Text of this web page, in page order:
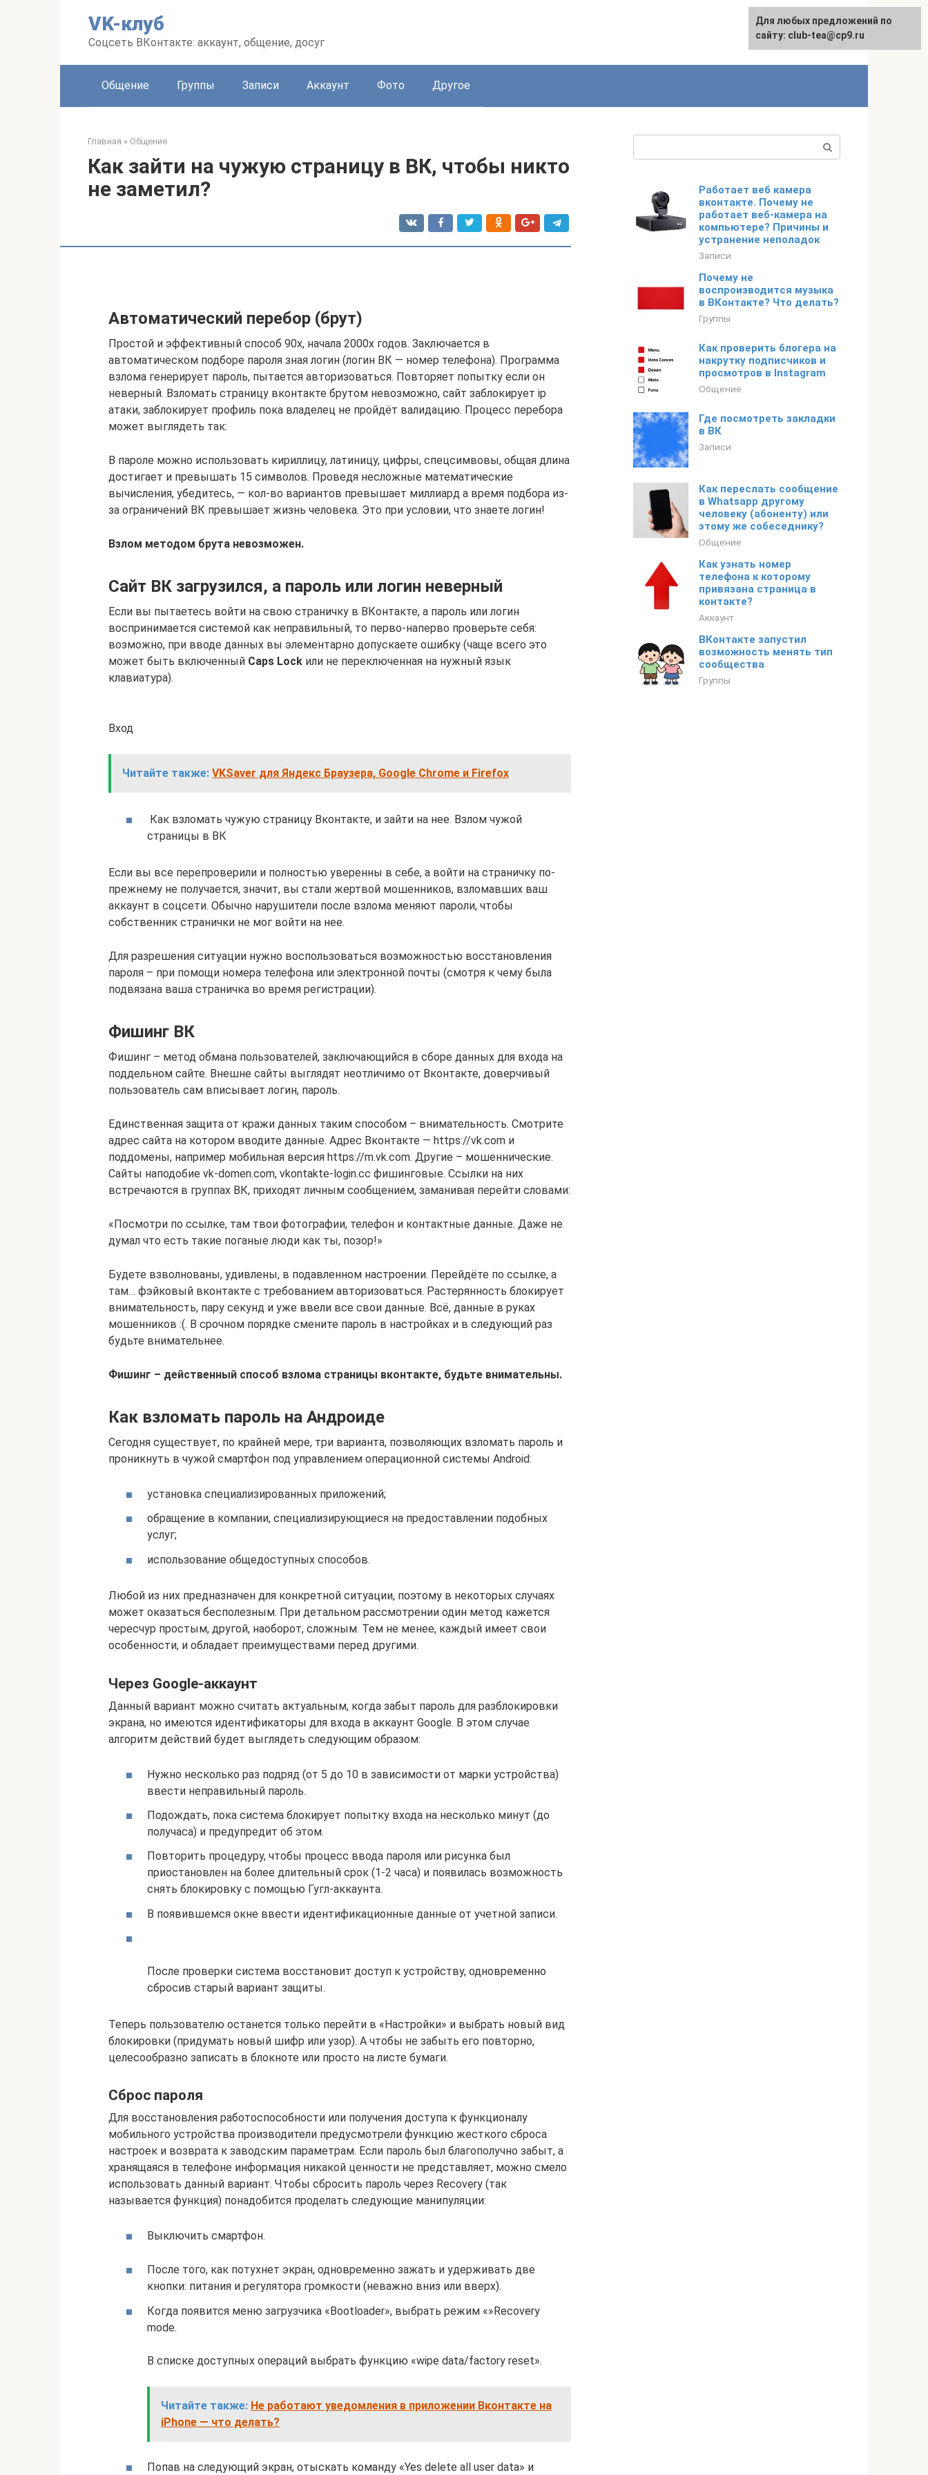
VK-клуб
Соцсеть ВКонтакте: аккаунт, общение, досуг
Общение Группы Записи Аккаунт Фото Другое
Главная » Общение
Как зайти на чужую страницу в ВК, чтобы никто
не заметил?
Автоматический перебор (брут)
Простой и эффективный способ 90х, начала 2000х годов. Заключается в
автоматическом подборе пароля зная логин (логин ВК — номер телефона). Программа
взлома генерирует пароль, пытается авторизоваться. Повторяет попытку если он
неверный. Взломать страницу вконтакте брутом невозможно, сайт заблокирует ip
атаки, заблокирует профиль пока владелец не пройдёт валидацию. Процесс перебора
может выглядеть так:
В пароле можно использовать кириллицу, латиницу, цифры, спецсимвовы, общая длина
достигает и превышать 15 символов. Проведя несложные математические
вычисления, убедитесь, — кол-во вариантов превышает миллиард а время подбора из-
за ограничений ВК превышает жизнь человека. Это при условии, что знаете логин!
Взлом методом брута невозможен.
Сайт ВК загрузился, а пароль или логин неверный
Если вы пытаетесь войти на свою страничку в ВКонтакте, а пароль или логин
воспринимается системой как неправильный, то перво-наперво проверьте себя:
возможно, при вводе данных вы элементарно допускаете ошибку (чаще всего это
может быть включенный Caps Lock или не переключенная на нужный язык
клавиатура).
Вход
Читайте также: VKSaver для Яндекс Браузера, Google Chrome и Firefox
Как взломать чужую страницу Вконтакте, и зайти на нее. Взлом чужой
страницы в ВК
Если вы все перепроверили и полностью уверенны в себе, а войти на страничку по-
прежнему не получается, значит, вы стали жертвой мошенников, взломавших ваш
аккаунт в соцсети. Обычно нарушители после взлома меняют пароли, чтобы
собственник странички не мог войти на нее.
Для разрешения ситуации нужно воспользоваться возможностью восстановления
пароля – при помощи номера телефона или электронной почты (смотря к чему была
подвязана ваша страничка во время регистрации).
Фишинг ВК
Фишинг – метод обмана пользователей, заключающийся в сборе данных для входа на
поддельном сайте. Внешне сайты выглядят неотличимо от Вконтакте, доверчивый
пользователь сам вписывает логин, пароль.
Единственная защита от кражи данных таким способом – внимательность. Смотрите
адрес сайта на котором вводите данные. Адрес Вконтакте — https://vk.com и
поддомены, например мобильная версия https://m.vk.com. Другие – мошеннические.
Сайты наподобие vk-domen.com, vkontakte-login.cc фишинговые. Ссылки на них
встречаются в группах ВК, приходят личным сообщением, заманивая перейти словами:
«Посмотри по ссылке, там твои фотографии, телефон и контактные данные. Даже не
думал что есть такие поганые люди как ты, позор!»
Будете взволнованы, удивлены, в подавленном настроении. Перейдёте по ссылке, а
там… фэйковый вконтакте с требованием авторизоваться. Растерянность блокирует
внимательность, пару секунд и уже ввели все свои данные. Всё, данные в руках
мошенников :(. В срочном порядке смените пароль в настройках и в следующий раз
будьте внимательнее.
Фишинг – действенный способ взлома страницы вконтакте, будьте внимательны.
Как взломать пароль на Андроиде
Сегодня существует, по крайней мере, три варианта, позволяющих взломать пароль и
проникнуть в чужой смартфон под управлением операционной системы Android:
установка специализированных приложений;
обращение в компании, специализирующиеся на предоставлении подобных
услуг;
использование общедоступных способов.
Любой из них предназначен для конкретной ситуации, поэтому в некоторых случаях
может оказаться бесполезным. При детальном рассмотрении один метод кажется
чересчур простым, другой, наоборот, сложным. Тем не менее, каждый имеет свои
особенности, и обладает преимуществами перед другими.
Через Google-аккаунт
Данный вариант можно считать актуальным, когда забыт пароль для разблокировки
экрана, но имеются идентификаторы для входа в аккаунт Google. В этом случае
алгоритм действий будет выглядеть следующим образом:
Нужно несколько раз подряд (от 5 до 10 в зависимости от марки устройства)
ввести неправильный пароль.
Подождать, пока система блокирует попытку входа на несколько минут (до
получаса) и предупредит об этом.
Повторить процедуру, чтобы процесс ввода пароля или рисунка был
приостановлен на более длительный срок (1-2 часа) и появилась возможность
снять блокировку с помощью Гугл-аккаунта.
В появившемся окне ввести идентификационные данные от учетной записи.
После проверки система восстановит доступ к устройству, одновременно
сбросив старый вариант защиты.
Теперь пользователю останется только перейти в «Настройки» и выбрать новый вид
блокировки (придумать новый шифр или узор). А чтобы не забыть его повторно,
целесообразно записать в блокноте или просто на листе бумаги.
Сброс пароля
Для восстановления работоспособности или получения доступа к функционалу
мобильного устройства производители предусмотрели функцию жесткого сброса
настроек и возврата к заводским параметрам. Если пароль был благополучно забыт, а
хранящаяся в телефоне информация никакой ценности не представляет, можно смело
использовать данный вариант. Чтобы сбросить пароль через Recovery (так
называется функция) понадобится проделать следующие манипуляции:
Выключить смартфон.
После того, как потухнет экран, одновременно зажать и удерживать две
кнопки: питания и регулятора громкости (неважно вниз или вверх).
Когда появится меню загрузчика «Bootloader», выбрать режим «»Recovery
mode.
В списке доступных операций выбрать функцию «wipe data/factory reset».
Читайте также: Не работают уведомления в приложении Вконтакте на
iPhone — что делать?
Попав на следующий экран, отыскать команду «Yes delete all user data» и
Работает веб камера
вконтакте. Почему не
работает веб-камера на
компьютере? Причины и
устранение неполадок
Записи
Почему не
воспроизводится музыка
в ВКонтакте? Что делать?
Группы
Как проверить блогера на
накрутку подписчиков и
просмотров в Instagram
Общение
Где посмотреть закладки
в ВК
Записи
Как переслать сообщение
в Whatsapp другому
человеку (абоненту) или
этому же собеседнику?
Общение
Как узнать номер
телефона к которому
привязана страница в
контакте?
Аккаунт
ВКонтакте запустил
возможность менять тип
сообщества
Группы
Для любых предложений по
сайту: club-tea@cp9.ru